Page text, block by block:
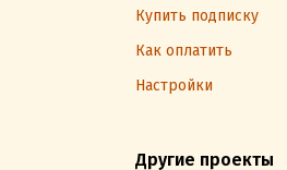
Купить подписку
Как оплатить
Настройки
Другие проекты